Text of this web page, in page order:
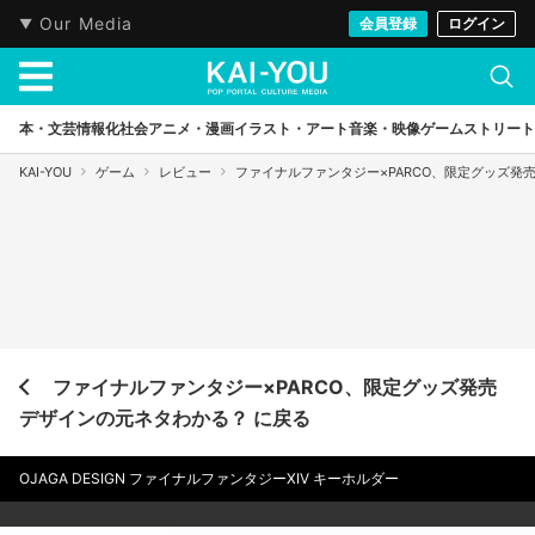
Our Media 会員登録 ログイン
本・文芸情報化社会アニメ・漫画イラスト・アート音楽・映像ゲームストリート
KAI-YOU ゲーム レビュー ファイナルファンタジー×PARCO、限定グッズ
ファイナルファンタジー×PARCO、限定グッズ発売
デザインの元ネタわかる？ に戻る
OJAGA DESIGN ファイナルファンタジーXIV キーホルダー